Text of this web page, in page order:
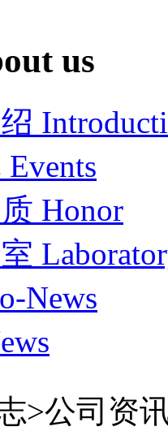
us
Events
Honor
News
>公司资